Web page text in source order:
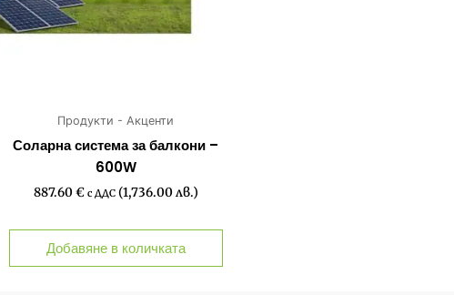
Продукти - Акценти
Соларна система за балкони –
600W
887.60 € с ДДС (1,736.00 лв.)
Добавяне в количката